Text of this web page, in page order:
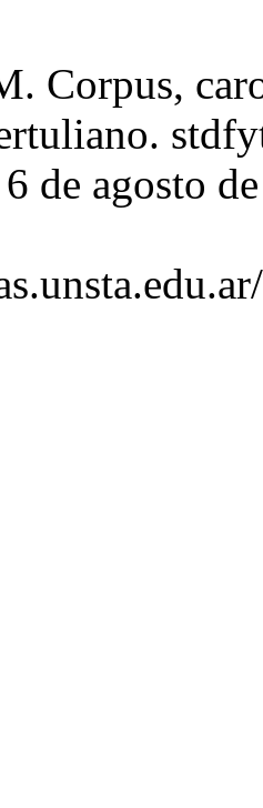
Corpus,
de agosto